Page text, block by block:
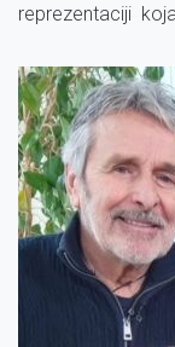
reprezentaciji